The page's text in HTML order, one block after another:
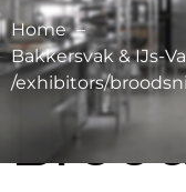
Home
Bakkersvak & IJs-
/exhibitors/